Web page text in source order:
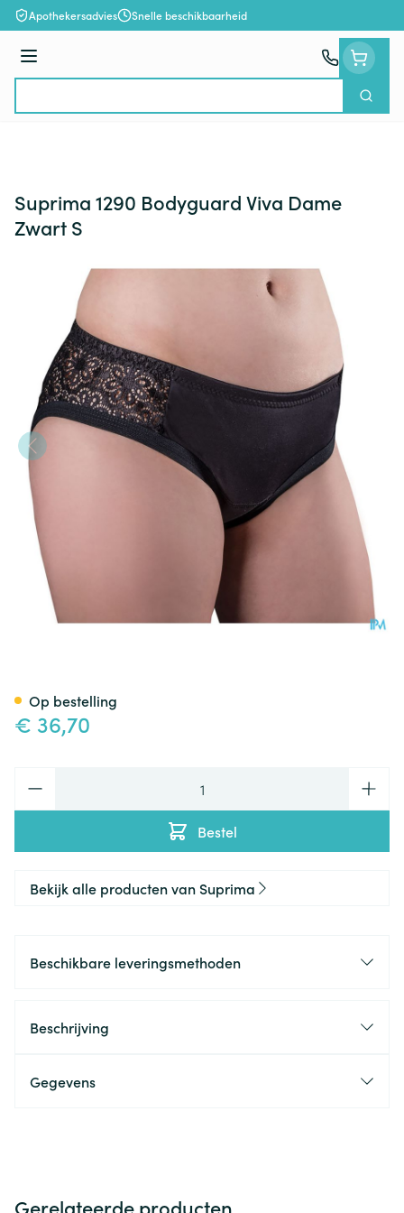
Ga naar de inhoud
Apothekersadvies Snelle beschikbaarheid
Menu
Zoek
Suprima 1290 Bodyguard Viva Dame
Zwart S
€ 36,70
Bestel
Op bestelling
Bekijk alle producten van Suprima
Beschikbare leveringsmethoden
Beschrijving
Gegevens
Gerelateerde producten